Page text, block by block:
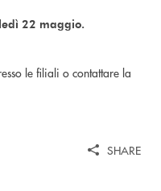
22 maggio.
le filiali o contattare la
SHARE